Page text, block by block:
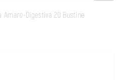
Amaro-Digestiva 20 Bustine